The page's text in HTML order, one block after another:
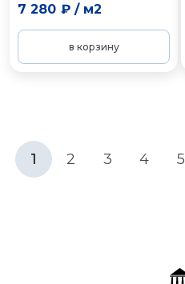
7 280 ₽/ м2
в корзину
1 2 3 4 5